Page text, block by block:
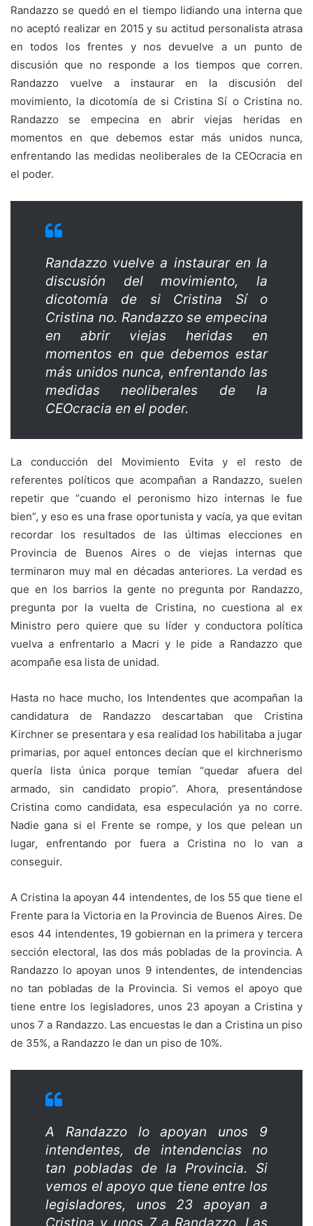
Randazzo se quedó en el tiempo lidiando una interna que
no aceptó realizar en 2015 y su actitud personalista atrasa
en todos los frentes y nos devuelve a un punto de
discusión que no responde a los tiempos que corren.
Randazzo vuelve a instaurar en la discusión del
movimiento, la dicotomía de si Cristina Sí o Cristina no.
Randazzo se empecina en abrir viejas heridas en
momentos en que debemos estar más unidos nunca,
enfrentando las medidas neoliberales de la CEOcracia en
el poder.
Randazzo vuelve a instaurar en la
discusión del movimiento, la
dicotomía de si Cristina Sí o
Cristina no. Randazzo se empecina
en abrir viejas heridas en
momentos en que debemos estar
más unidos nunca, enfrentando las
medidas neoliberales de la
CEOcracia en el poder.
La conducción del Movimiento Evita y el resto de
referentes políticos que acompañan a Randazzo, suelen
repetir que “cuando el peronismo hizo internas le fue
bien”, y eso es una frase oportunista y vacía, ya que evitan
recordar los resultados de las últimas elecciones en
Provincia de Buenos Aires o de viejas internas que
terminaron muy mal en décadas anteriores. La verdad es
que en los barrios la gente no pregunta por Randazzo,
pregunta por la vuelta de Cristina, no cuestiona al ex
Ministro pero quiere que su líder y conductora política
vuelva a enfrentarlo a Macri y le pide a Randazzo que
acompañe esa lista de unidad.
Hasta no hace mucho, los Intendentes que acompañan la
candidatura de Randazzo descartaban que Cristina
Kirchner se presentara y esa realidad los habilitaba a jugar
primarias, por aquel entonces decían que el kirchnerismo
quería lista única porque temían “quedar afuera del
armado, sin candidato propio”. Ahora, presentándose
Cristina como candidata, esa especulación ya no corre.
Nadie gana si el Frente se rompe, y los que pelean un
lugar, enfrentando por fuera a Cristina no lo van a
conseguir.
A Cristina la apoyan 44 intendentes, de los 55 que tiene el
Frente para la Victoria en la Provincia de Buenos Aires. De
esos 44 intendentes, 19 gobiernan en la primera y tercera
sección electoral, las dos más pobladas de la provincia. A
Randazzo lo apoyan unos 9 intendentes, de intendencias
no tan pobladas de la Provincia. Si vemos el apoyo que
tiene entre los legisladores, unos 23 apoyan a Cristina y
unos 7 a Randazzo. Las encuestas le dan a Cristina un piso
de 35%, a Randazzo le dan un piso de 10%.
A Randazzo lo apoyan unos 9
intendentes, de intendencias no
tan pobladas de la Provincia. Si
vemos el apoyo que tiene entre los
legisladores, unos 23 apoyan a
Cristina y unos 7 a Randazzo. Las